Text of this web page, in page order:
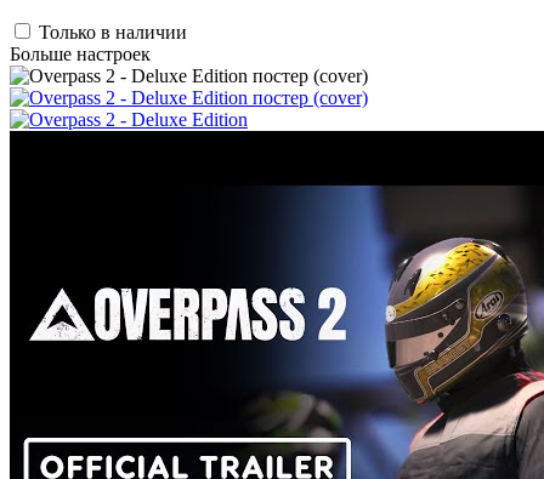
Только в наличии
Больше настроек